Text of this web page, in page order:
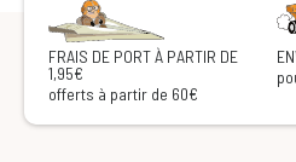
FRAIS DE PORT À PARTIR DE
1,95€
offerts à partir de 60€